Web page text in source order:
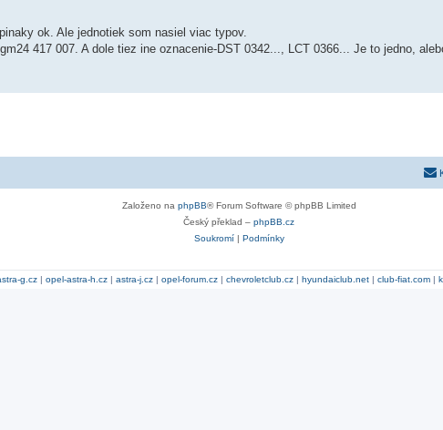
ok. Ale jednotiek som nasiel viac typov.
417 007. A dole tiez ine oznacenie-DST 0342..., LCT 0366... Je to jedno,
Založeno na phpBB® Forum Software © phpBB Limited
Český překlad – phpBB.cz
Soukromí| Podmínky
g.cz | opel-astra-h.cz | astra-j.cz | opel-forum.cz | chevroletclub.cz | hyundaiclub.net | club-fiat.com |